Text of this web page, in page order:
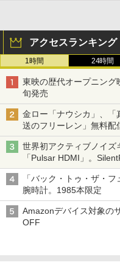
アクセスランキング
1時間 24時間
東映の歴代オープニン
旬発売
金ロー「ナウシカ」、「
送のフリーレン」無料配
世界初アクティブノイ
「Pulsar HDMI」。
「バック・トゥ・ザ・
腕時計。1985本限定
Amazonデバイス対象の
OFF